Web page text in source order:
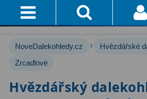
Přihlášení
Affiliate
Průvodce
Akce!
Hvězdářské dalekohledy
Pro začátečníky 67
NoveDalekohledy.cz › Hvězdářské
Zrcadlové
Hvězdářský